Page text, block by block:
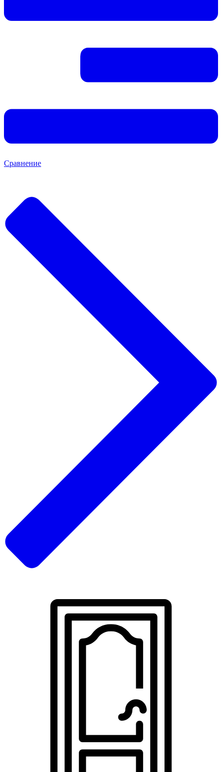
Сравнение